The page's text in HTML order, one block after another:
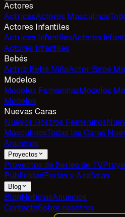
Actores
ActricesActores Masculinos
Actores Infantiles
Actrices InfantilesActores
Actores Infantiles
Bebés
Actriz Bebé NiñaActor Bebé
Modelos
Modelos FemeninasModelos
Modelos
Nuevas Caras
Nuevos Rostros Femeninos
MasculinosTodas las Caras
Anuncios
Proyectos
Proyectos de Series de TV
PublicidadFerias y Azafatas
Blog
BlogNoticiasAnuncios
ContactoSobre nosotros